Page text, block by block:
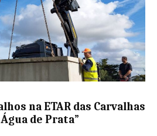
na ETAR das Carvalhas
de Prata”